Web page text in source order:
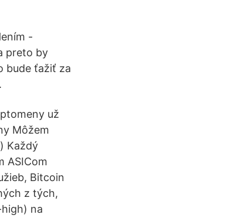
-
preto by
bude ťažiť za
už
Môžem
Každý
ASICom
Bitcoin
z tých,
na